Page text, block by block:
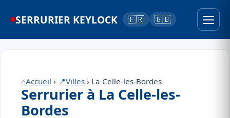
SERRURIER KEYLOCK 🇫🇷 🇬🇧
⌂Accueil › 📍Villes › La Celle-les-Bordes
Serrurier à La Celle-les-
Bordes